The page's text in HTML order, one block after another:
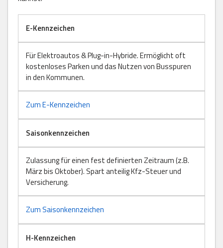
E-Kennzeichen
Für Elektroautos & Plug-in-Hybride. Ermöglicht oft
kostenloses Parken und das Nutzen von Busspuren
in den Kommunen.
Zum E-Kennzeichen
Saisonkennzeichen
Zulassung für einen fest definierten Zeitraum (z.B.
März bis Oktober). Spart anteilig Kfz-Steuer und
Versicherung.
Zum Saisonkennzeichen
H-Kennzeichen